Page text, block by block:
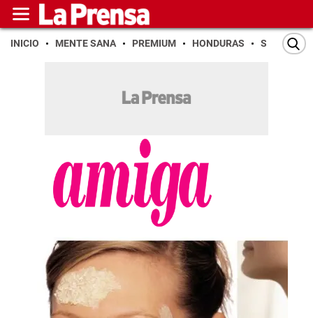
INICIO MENTE SANA PREMIUM HONDURAS SAN PEDRO